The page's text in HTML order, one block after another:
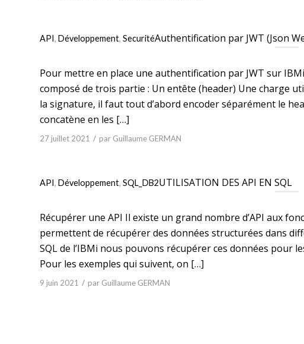
API, Développement, SecuritéAuthentification par JWT (Json
Pour mettre en place une authentification par JWT sur
composé de trois partie : Un entête (header) Une charge
la signature, il faut tout d’abord encoder séparément le
concatène en les […]
27 juillet 2021 / par Guillaume GERMAN
API, Développement, SQL_DB2UTILISATION DES API EN SQL
Récupérer une API Il existe un grand nombre d’API aux
permettent de récupérer des données structurées dans
SQL de l’IBMi nous pouvons récupérer ces données pour
Pour les exemples qui suivent, on […]
9 juin 2021 / par Guillaume GERMAN